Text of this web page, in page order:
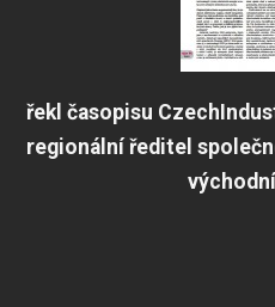
řekl časopisu
regionální ředitel